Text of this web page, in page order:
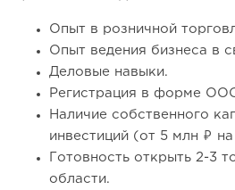
129
Опыт в розничной
Опыт ведения бизнеса в
Деловые навыки.
Регистрация в форме
Наличие собственного
инвестиций (от 5 млн ₽
Готовность открыть 2-3
области.